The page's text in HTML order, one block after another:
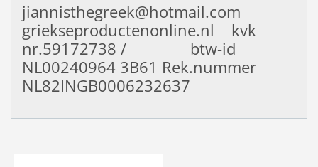
jiannisthegreek@hotmail.com
griekseproductenonline.nl kvk
nr.59172738 / btw-id
NL002409643B61 Rek.nummer
NL82INGB0006232637